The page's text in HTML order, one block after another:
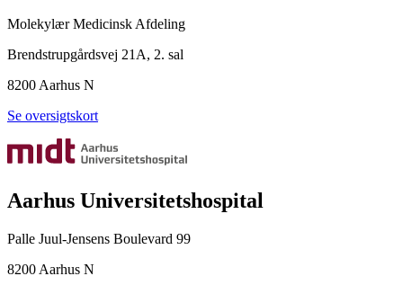
Molekylær Medicinsk Afdeling
Brendstrupgårdsvej 21A, 2. sal
8200 Aarhus N
Se oversigtskort
Aarhus Universitetshospital
Palle Juul-Jensens Boulevard 99
8200 Aarhus N